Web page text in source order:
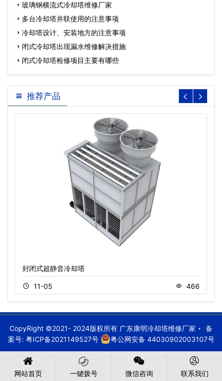
玻璃钢横流式冷却塔维修厂家
多台冷却塔并联使用的注意事项
冷却塔设计、安装地方的注意事项
闭式冷却塔出现漏水维修解决措施
闭式冷却塔检修项目主要有哪些
推荐产品
封闭式超静音冷却塔
11-05 466
CopyRight ©2021- 2024版权所有 广东康明冷却塔维修厂家
备
案号: 粤ICP备2021149527号 粤公网安备 44030902003107号
网站首页 一键拨号 微信咨询 联系我们